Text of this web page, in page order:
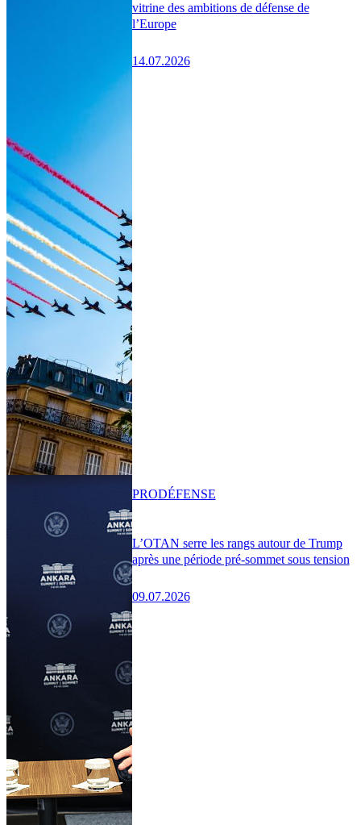
vitrine des ambitions de défense de
l’Europe
14.07.2026
L’OTAN serre les rangs autour de Trump
après une période pré-sommet sous tension
09.07.2026
PRODÉFENSE